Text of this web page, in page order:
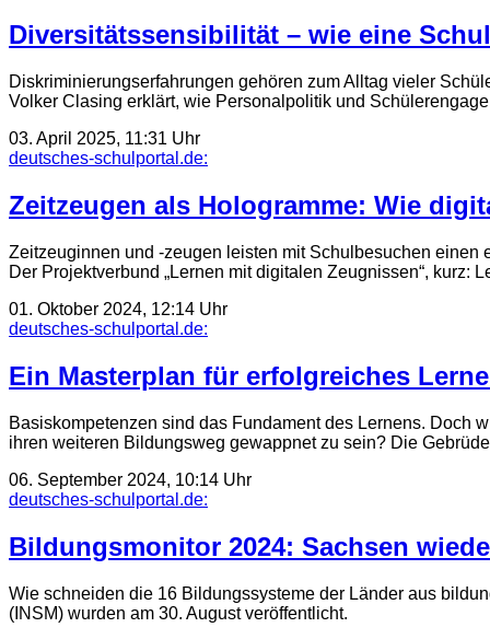
Diversitätssensibilität – wie eine
Diskriminierungserfahrungen gehören zum Alltag vieler
Volker Clasing erklärt, wie Personalpolitik und
03. April 2025, 11:31 Uhr
deutsches-schulportal.de:
Zeitzeugen als Hologramme: Wie
Zeitzeuginnen und -zeugen leisten mit Schulbesuchen
Der Projekt­verbund „Lernen mit digitalen Zeugnissen“,
01. Oktober 2024, 12:14 Uhr
deutsches-schulportal.de:
Ein Masterplan für erfolgreiches
Basiskompetenzen sind das Fundament des Lernens. Doch
ihren weiteren Bildungs­weg gewappnet zu sein? Die
06. September 2024, 10:14 Uhr
deutsches-schulportal.de:
Bildungsmonitor 2024: Sachsen
Wie schneiden die 16 Bildungssysteme der Länder aus
(INSM) wurden am 30. August veröffentlicht.